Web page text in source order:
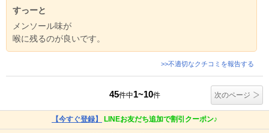
すっーと
メンソール味が
喉に残るのが良いです。
>>不適切なクチコミを報告する
45件中1~10件 次のページ
【今すぐ登録】 LINEお友だち追加で割引クーポン♪